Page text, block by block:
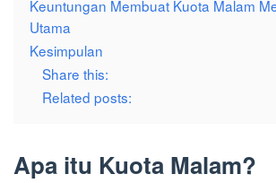
Keuntungan Membuat Kuota Malam
Utama
Kesimpulan
Share this:
Related posts:
Apa itu Kuota Malam?